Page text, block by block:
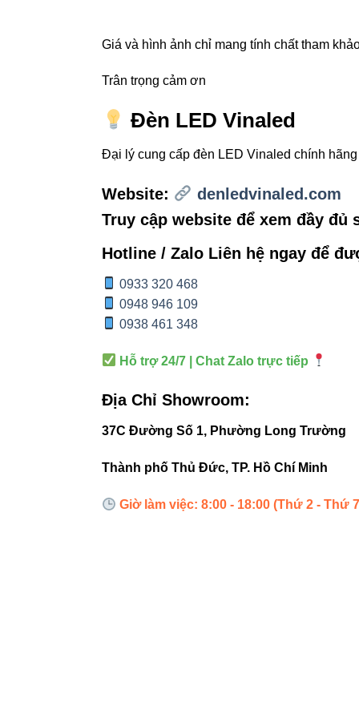
Mở nắp
Sử dụng
4. Ứng
Kết nối
Hệ thống
Đèn
TIÊU CHÍ
Số chân
Giá và hình ảnh chỉ mang tính chất tham
Trân trọng cảm ơn
Đèn LED Vinaled
Đại lý cung cấp đèn LED Vinaled chính hãng
Website:
denledvinaled.com
Truy cập website để xem đầy đủ
Hotline / Zalo Liên hệ ngay để
0933 320 468
0948 946 109
0938 461 348
Hỗ trợ 24/7 | Chat Zalo trực tiếp
Địa Chỉ Showroom:
37C Đường Số 1, Phường Long Trường
Thành phố Thủ Đức, TP. Hồ Chí Minh
Giờ làm việc: 8:00 - 18:00 (Thứ 2 - Thứ